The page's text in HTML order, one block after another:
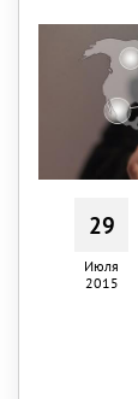
29
Июля
2015